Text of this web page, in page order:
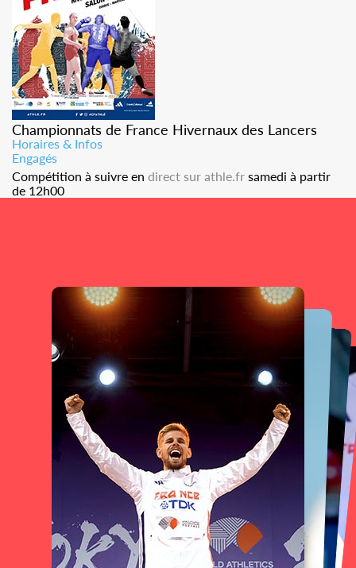
Championnats de France Hivernaux des Lancers
Horaires & Infos
Engagés
Compétition à suivre en direct sur athle.fr samedi à partir
de 12h00